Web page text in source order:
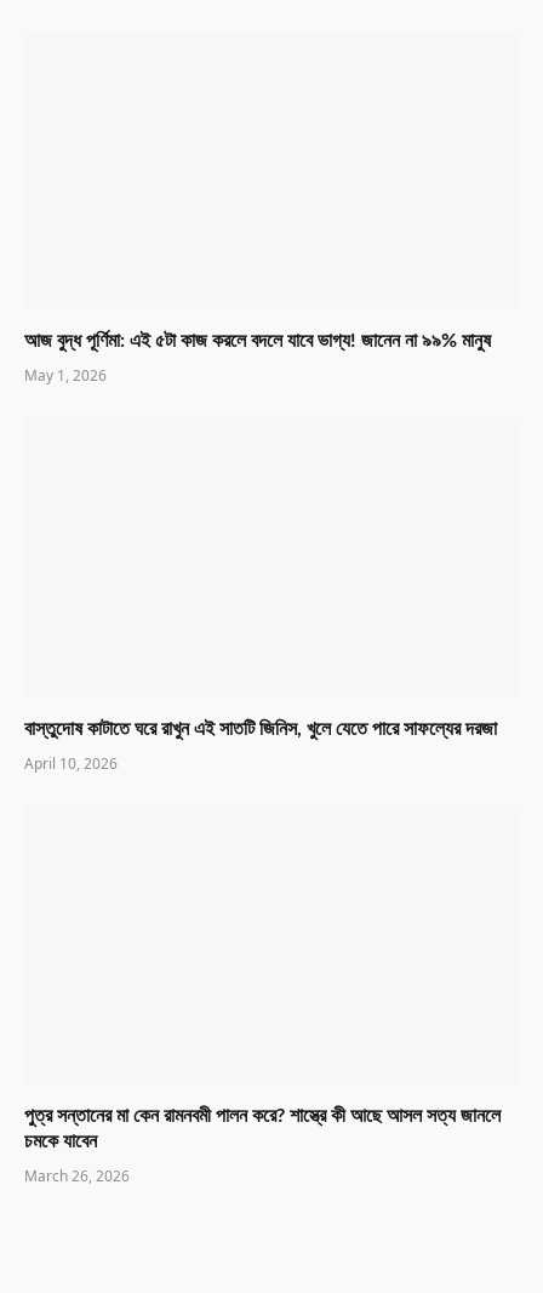
আজ বুদ্ধ পূর্ণিমা: এই ৫টা কাজ করলে বদলে যাবে ভাগ্য! জানেন না ৯৯% মানুষ
May 1, 2026
বাস্তুদোষ কাটাতে ঘরে রাখুন এই সাতটি জিনিস, খুলে যেতে পারে সাফল্যের দরজা
April 10, 2026
পুত্র সন্তানের মা কেন রামনবমী পালন করে? শাস্ত্রে কী আছে আসল সত্য জানলে
চমকে যাবেন
March 26, 2026